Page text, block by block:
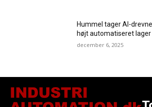
Hummel tager AI-
højt automatiseret lager
december 6, 2025